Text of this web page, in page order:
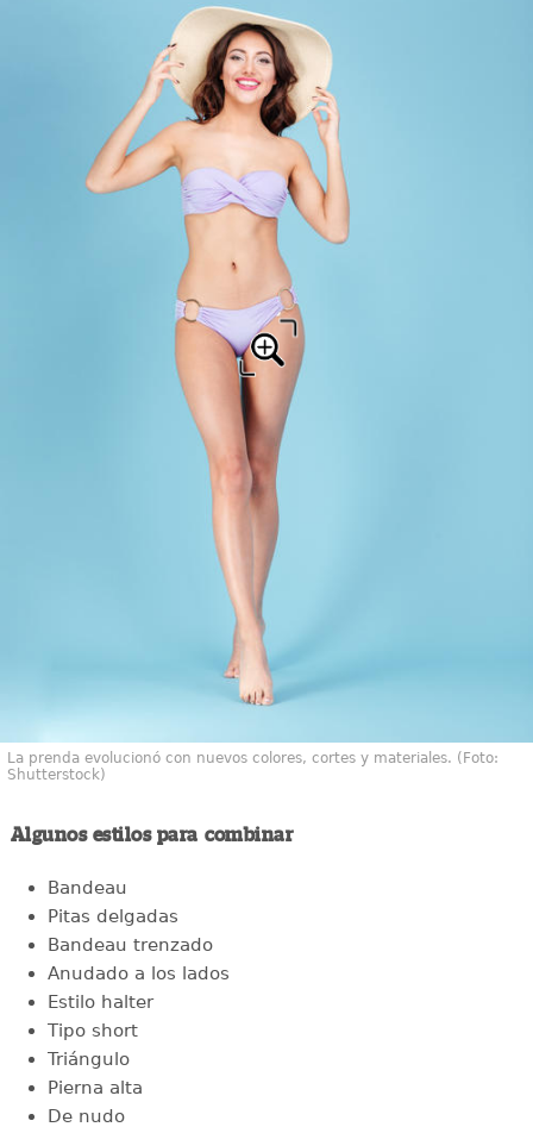
La prenda evolucionó con nuevos colores, cortes y materiales. (Foto:
Shutterstock)
Algunos estilos para combinar
Bandeau
Pitas delgadas
Bandeau trenzado
Anudado a los lados
Estilo halter
Tipo short
Triángulo
Pierna alta
De nudo